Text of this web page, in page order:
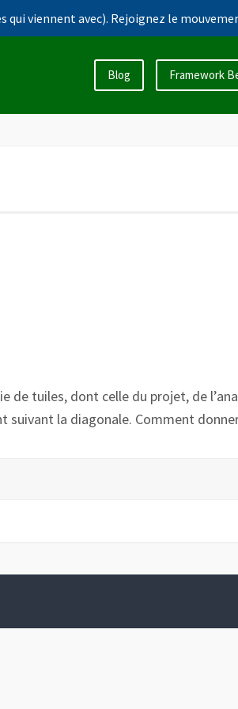
qui viennent avec). Rejoignez le
Blog Framework
de tuiles, dont celle du projet, de
suivant la diagonale. Comment